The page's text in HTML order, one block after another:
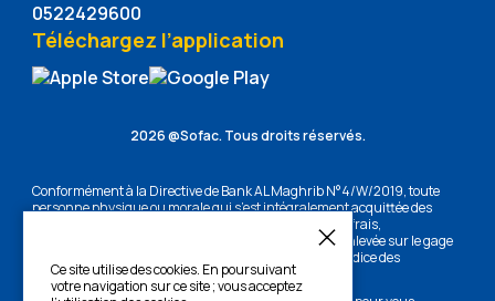
0522429600
Téléchargez l’application
2026 @Sofac. Tous droits réservés.
Conformément à la Directive de Bank AL Maghrib N°4/W/2019, toute
personne physique ou morale qui s’est intégralement acquittée des
sommes dont elle est redevable, en principal, intérêts, frais,
commissions et accessoires; Sofac lui délivrera la mainlevée sur le gage
dans un délai de 30 jours ouvrables, le tout sans préjudice des
dispositions contractuelles.
Ce site utilise des cookies. En poursuivant
votre navigation sur ce site ; vous acceptez